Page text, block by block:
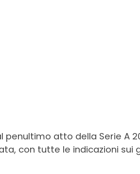
penultimo atto della Serie A
con tutte le indicazioni